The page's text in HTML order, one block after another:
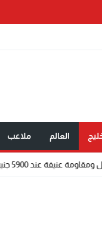
العالم ملاعب